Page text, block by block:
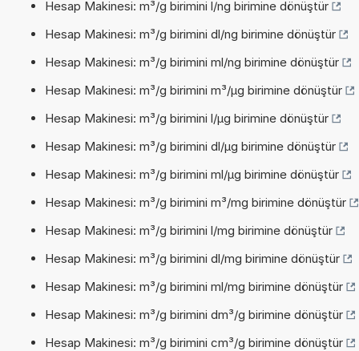
Hesap Makinesi: m³/g birimini l/ng birimine dönüştür
Hesap Makinesi: m³/g birimini dl/ng birimine dönüştür
Hesap Makinesi: m³/g birimini ml/ng birimine dönüştür
Hesap Makinesi: m³/g birimini m³/µg birimine dönüştür
Hesap Makinesi: m³/g birimini l/µg birimine dönüştür
Hesap Makinesi: m³/g birimini dl/µg birimine dönüştür
Hesap Makinesi: m³/g birimini ml/µg birimine dönüştür
Hesap Makinesi: m³/g birimini m³/mg birimine dönüştür
Hesap Makinesi: m³/g birimini l/mg birimine dönüştür
Hesap Makinesi: m³/g birimini dl/mg birimine dönüştür
Hesap Makinesi: m³/g birimini ml/mg birimine dönüştür
Hesap Makinesi: m³/g birimini dm³/g birimine dönüştür
Hesap Makinesi: m³/g birimini cm³/g birimine dönüştür